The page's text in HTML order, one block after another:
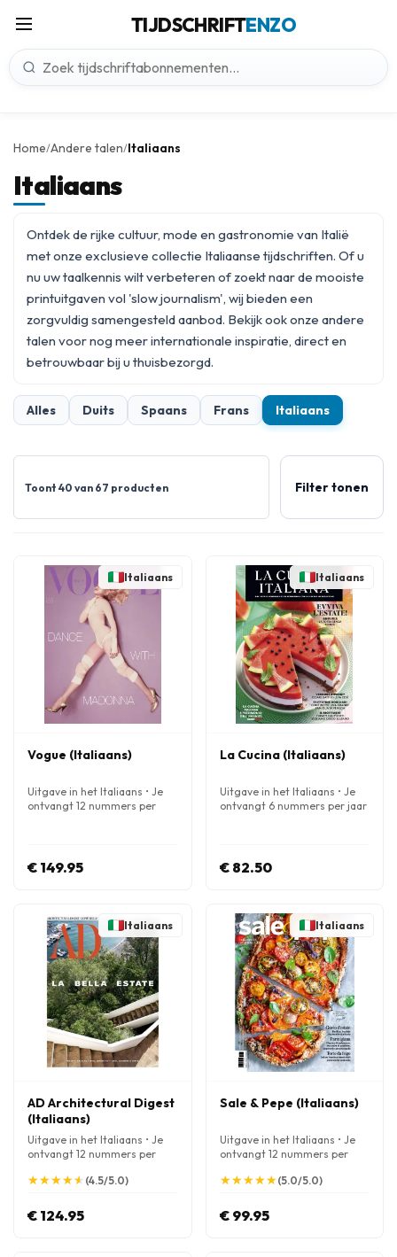
TIJDSCHRIFTENZO
Home/Andere talen/Italiaans
Italiaans
Ontdek de rijke cultuur, mode en gastronomie van Italië
met onze exclusieve collectie Italiaanse tijdschriften. Of u
nu uw taalkennis wilt verbeteren of zoekt naar de mooiste
printuitgaven vol 'slow journalism', wij bieden een
zorgvuldig samengesteld aanbod. Bekijk ook onze andere
talen voor nog meer internationale inspiratie, direct en
betrouwbaar bij u thuisbezorgd.
Alles Duits Spaans Frans Italiaans
Toont 40 van 67 producten Filter tonen
Italiaans
Vogue (Italiaans)
Uitgave in het Italiaans • Je
ontvangt 12 nummers per
€ 149.95
Italiaans
La Cucina (Italiaans)
Uitgave in het Italiaans • Je
ontvangt 6 nummers per jaar
€ 82.50
Italiaans
AD Architectural Digest
(Italiaans)
Uitgave in het Italiaans • Je
ontvangt 12 nummers per
★
★★
★★
★★
★★
★ (4.5/5.0)
€ 124.95
Italiaans
Sale & Pepe (Italiaans)
Uitgave in het Italiaans • Je
ontvangt 12 nummers per
★
★★
★★
★★
★★
★(5.0/5.0)
€ 99.95